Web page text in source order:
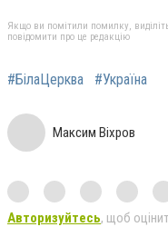
Якщо ви помітили помилку,
повідомити про це редакцію
#БілаЦерква #Україна
Максим Віхров
Авторизуйтесь, щоб